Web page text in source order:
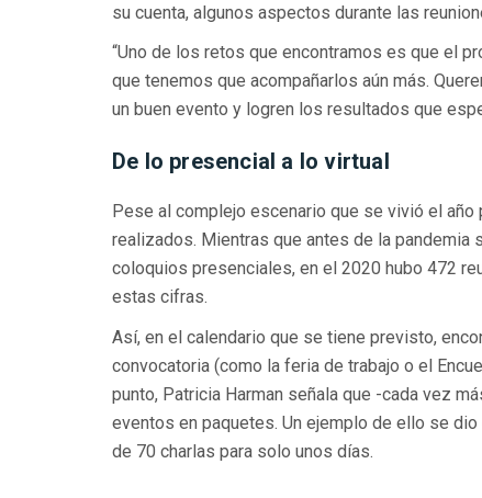
su cuenta, algunos aspectos durante las
“Uno de los retos que encontramos es que el
que tenemos que acompañarlos aún más.
un buen evento y logren los resultados que
De lo presencial a lo virtual
Pese al complejo escenario que se vivió el
realizados. Mientras que antes de la
coloquios presenciales, en el 2020 hubo 472
estas cifras.
Así, en el calendario que se tiene previsto,
convocatoria (como la feria de trabajo o el
punto, Patricia Harman señala que -cada vez
eventos en paquetes. Un ejemplo de ello se
de 70 charlas para solo unos días.